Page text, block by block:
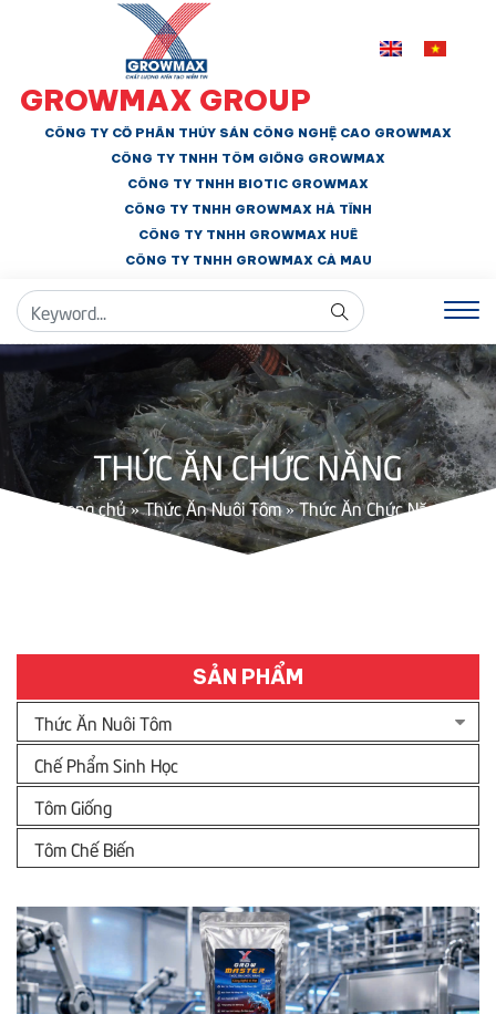
GROWMAX GROUP
CÔNG TY CỔ PHẦN THỦY SẢN CÔNG NGHỆ CAO GROWMAX
CÔNG TY TNHH TÔM GIỐNG GROWMAX
CÔNG TY TNHH BIOTIC GROWMAX
CÔNG TY TNHH GROWMAX HÀ TĨNH
CÔNG TY TNHH GROWMAX HUẾ
CÔNG TY TNHH GROWMAX CÀ MAU
THỨC ĂN CHỨC NĂNG
Trang chủ»Thức Ăn Nuôi Tôm»Thức Ăn Chức Năng
SẢN PHẨM
Thức Ăn Nuôi Tôm
Chế Phẩm Sinh Học
Tôm Giống
Tôm Chế Biến